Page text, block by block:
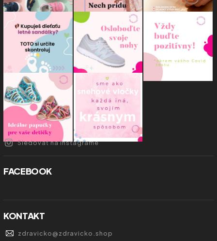
Sledovať na Instagrame
FACEBOOK
KONTAKT
zdravicko@zdravicko.shop